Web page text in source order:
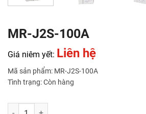
MR-J2S-100A
Giá niêm yết: Liên hệ
Mã sản phẩm: MR-J2S-100A
Tình trạng: Còn hàng
MR-J2S-100A số lượng